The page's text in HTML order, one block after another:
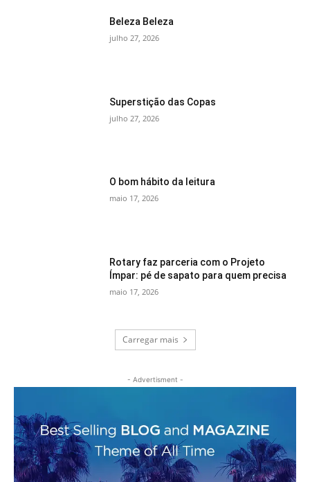
Beleza Beleza
julho 27, 2026
Superstição das Copas
julho 27, 2026
O bom hábito da leitura
maio 17, 2026
Rotary faz parceria com o Projeto
Ímpar: pé de sapato para quem precisa
maio 17, 2026
Carregar mais
- Advertisment -